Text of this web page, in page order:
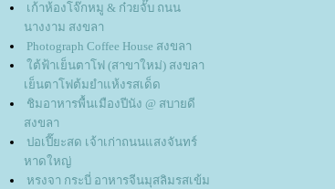
เก้าห้องโจ๊กหมู & ก๋วยจั๊บ ถนน
นางงาม สงขลา
Photograph Coffee House สงขลา
ต้ฟ้าเย็นตาโฟ (สาขาใหม่) สงขลา
เย็นตาโฟต้มยำแห้งรสเด็ด
ชิมอาหารพื้นเมืองปีนัง @ สบายดี
สงขลา
ปอเปี๊ยะสด เจ้าเก่าถนนแสงจันทร์
หาดใหญ่
หรงจา กระบี่ อาหารจีนมุสลิมรสเข้ม